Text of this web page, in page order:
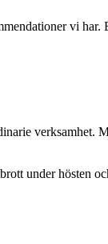
vi har.
verksamhet.
under hösten